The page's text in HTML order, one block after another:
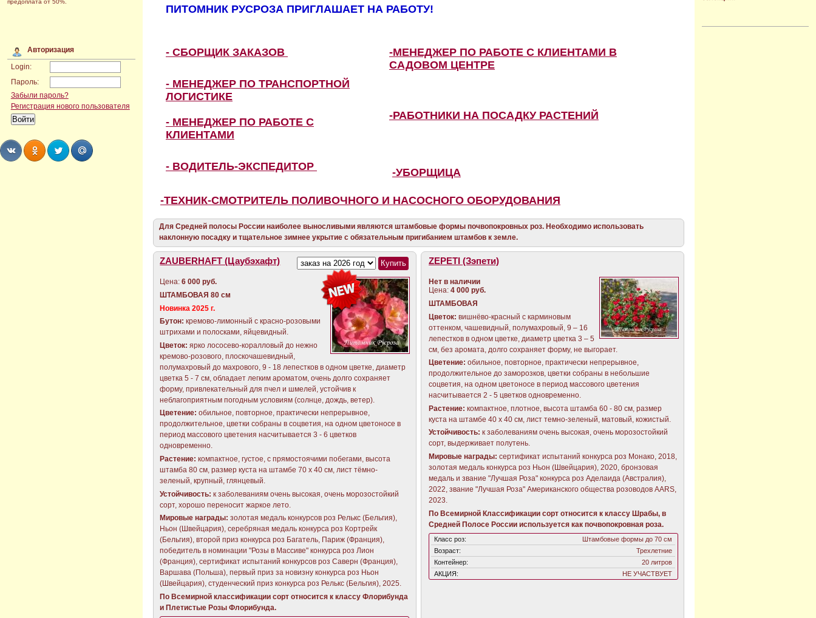
предоплата от 50%.
Авторизация
Login:
Пароль:
Забыли пароль?
Регистрация нового пользователя
ПИТОМНИК РУСРОЗА ПРИГЛАШАЕТ НА РАБОТУ!
- СБОРЩИК ЗАКАЗОВ
-МЕНЕДЖЕР ПО РАБОТЕ С КЛИЕНТАМИ В
САДОВОМ ЦЕНТРЕ
- МЕНЕДЖЕР ПО ТРАНСПОРТНОЙ
ЛОГИСТИКЕ
- МЕНЕДЖЕР ПО РАБОТЕ С
КЛИЕНТАМИ
-РАБОТНИКИ НА ПОСАДКУ РАСТЕНИЙ
- ВОДИТЕЛЬ-ЭКСПЕДИТОР -УБОРЩИЦА
-ТЕХНИК-СМОТРИТЕЛЬ ПОЛИВОЧНОГО И НАСОСНОГО ОБОРУДОВАНИЯ
Для Средней полосы России наиболее выносливыми являются штамбовые формы почвопокровных роз. Необходимо использовать
наклонную посадку и тщательное зимнее укрытие с обязательным пригибанием штамбов к земле.
ZAUBERHAFT (Цаубэхафт)
Цена:6 000 руб.
ШТАМБОВАЯ 80 см
Новинка 2025 г.
Бутон: кремово-лимонный с красно-розовыми
штрихами и полосками, яйцевидный.
Цветок:ярко лососево-коралловый до нежно
кремово-розового, плоскочашевидный,
полумахровый до махрового, 9 - 18 лепестков в одном цветке, диаметр
цветка 5 - 7 см, обладает легким ароматом, очень долго сохраняет
форму, привлекательный для пчел и шмелей, устойчив к
неблагоприятным погодным условиям (солнце, дождь, ветер).
Цветение: обильное, повторное, практически непрерывное,
продолжительное, цветки собраны в соцветия, на одном цветоносе в
период массового цветения насчитывается 3 - 6 цветков
одновременно.
Растение: компактное, густое, с прямостоячими побегами, высота
штамба 80 см, размер куста на штамбе 70 х 40 см, лист тёмно-
зеленый, крупный, глянцевый.
Устойчивость: к заболеваниям очень высокая, очень морозостойкий
сорт, хорошо переносит жаркое лето.
Мировые награды: золотая медаль конкурсов роз Релькс (Бельгия),
Ньон (Швейцария), серебряная медаль конкурса роз Кортрейк
(Бельгия), второй приз конкурса роз Багатель, Париж (Франция),
победитель в номинации "Розы в Массиве" конкурса роз Лион
(Франция), сертификат испытаний конкурсов роз Саверн (Франция),
Варшава (Польша), первый приз за новизну конкурса роз Ньон
(Швейцария), студенческий приз конкурса роз Релькс (Бельгия), 2025.
По Всемирной классификации сорт относится к классу Флорибунда
и Плетистые Розы Флорибунда.
ZEPETI (Зэпети)
Нет в наличии
Цена:4 000 руб.
ШТАМБОВАЯ
Цветок: вишнёво-красный с карминовым
оттенком, чашевидный, полумахровый, 9 – 16
лепестков в одном цветке, диаметр цветка 3 – 5
см, без аромата, долго сохраняет форму, не выгорает.
Цветение: обильное, повторное, практически непрерывное,
продолжительное до заморозков, цветки собраны в небольшие
соцветия, на одном цветоносе в период массового цветения
насчитывается 2 - 5 цветков одновременно.
Растение: компактное, плотное, высота штамба 60 - 80 см, размер
куста на штамбе 40 х 40 см, лист темно-зеленый, матовый, кожистый.
Устойчивость:к заболеваниям очень высокая, очень морозостойкий
сорт, выдерживает полутень.
Мировые награды:сертификат испытаний конкурса роз Монако, 2018,
золотая медаль конкурса роз Ньон (Швейцария), 2020, бронзовая
медаль и звание "Лучшая Роза" конкурса роз Аделаида (Австралия),
2022, звание "Лучшая Роза" Американского общества розоводов AARS,
2023.
По Всемирной Классификации сорт относится к классу Шрабы, в
Средней Полосе России используется как почвопокровная роза.
Класс роз:
Штамбовые формы до 70 см
Возраст:
Трехлетние
Контейнер:
20 литров
АКЦИЯ:
НЕ УЧАСТВУЕТ